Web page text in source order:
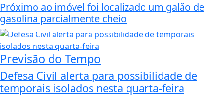
Próximo ao imóvel foi localizado um galão de
gasolina parcialmente cheio
Previsão do Tempo
Defesa Civil alerta para possibilidade de
temporais isolados nesta quarta-feira